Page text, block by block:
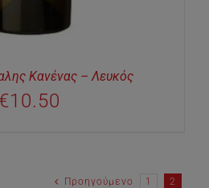
Κανένας – Λευκός
€10.50
Προηγούμενο 1 2